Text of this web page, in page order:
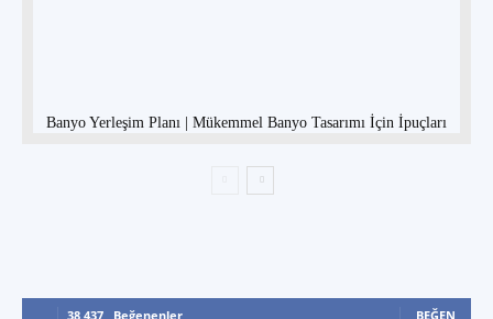
Banyo Yerleşim Planı | Mükemmel Banyo Tasarımı İçin İpuçları
38,437 Beğenenler BEĞEN